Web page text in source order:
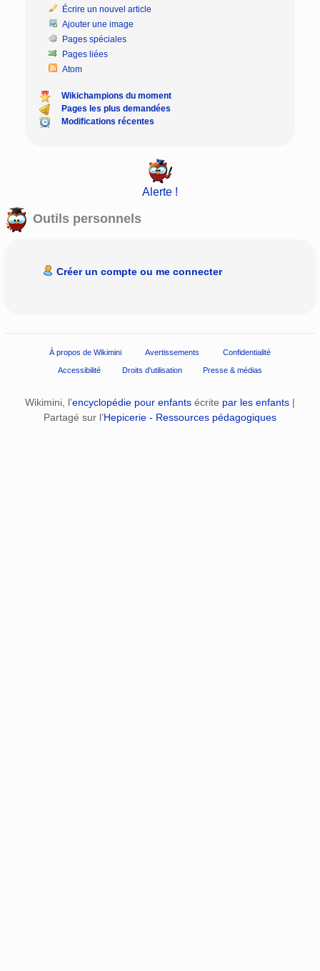
Écrire un nouvel article
Ajouter une image
Pages spéciales
Pages liées
Atom
Wikichampions du moment
Pages les plus demandées
Modifications récentes
Alerte !
Outils personnels
Créer un compte ou me connecter
À propos de Wikimini Avertissements Confidentialité
Accessibilité Droits d'utilisation Presse & médias
Wikimini, l’encyclopédie pour enfants écrite par les enfants |
Partagé sur l’Hepicerie - Ressources pédagogiques